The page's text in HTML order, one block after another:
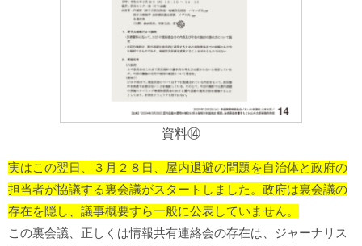
資料⑭
実はこの翌日、３月２８日、屋内退避の問題を自治体と政府の
担当者が協議する裏会議がスタートしました。 政府は裏会議の
存在を隠し、議事概要すら一般に公表していません。
この裏会議、正しくは情報共有連絡会の存在は、ジャーナリス